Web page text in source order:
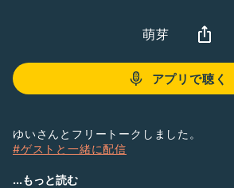
萌芽
アプリで聴く
ゆいさんとフリートークしました。
#ゲストと一緒に配信
補足情報:本当にchatGPTに聴いたタイト
...もっと読む